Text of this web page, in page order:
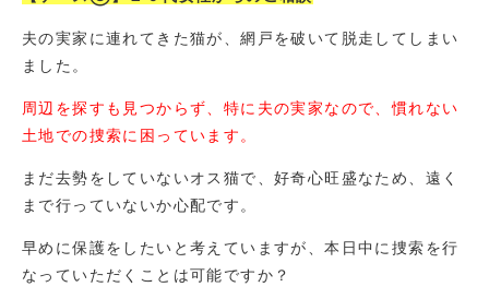
夫の実家に連れてきた猫が、網戸を破いて脱走してしまい
ました。
周辺を探すも見つからず、特に夫の実家なので、慣れない
土地での捜索に困っています。
まだ去勢をしていないオス猫で、好奇心旺盛なため、遠く
まで行っていないか心配です。
早めに保護をしたいと考えていますが、本日中に捜索を行
なっていただくことは可能ですか？